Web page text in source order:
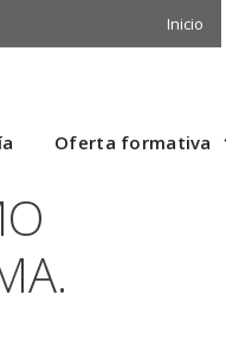
Inicio
Oferta formativa